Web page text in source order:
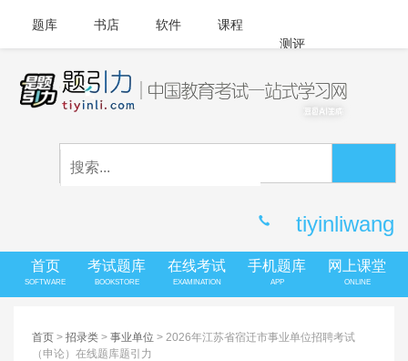
题库 书店 软件
课程
测评
APP下载
tiyinliwang
首页
SOFTWARE
考试题库
BOOKSTORE
在线考试
EXAMINATION
手机题库
APP
网上课堂
ONLINE
首页 > 招录类 > 事业单位 > 2026年江苏省宿迁市事业单位招聘考试
（申论）在线题库题引力